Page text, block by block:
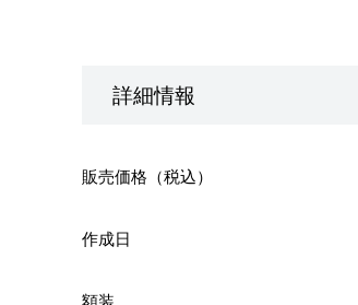
詳細情報
販売価格（税込）
作成日
額装